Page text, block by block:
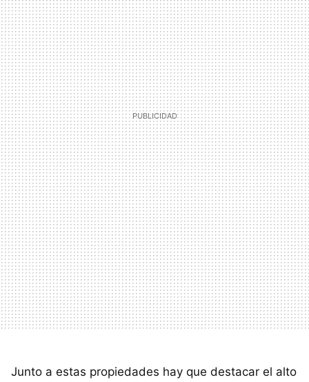
Junto a estas propiedades hay que destacar el alto